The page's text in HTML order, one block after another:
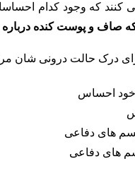
کنند که وجود کدام
صاف و پوست کنده
خود احساس
های دفاعی
های دفاعی